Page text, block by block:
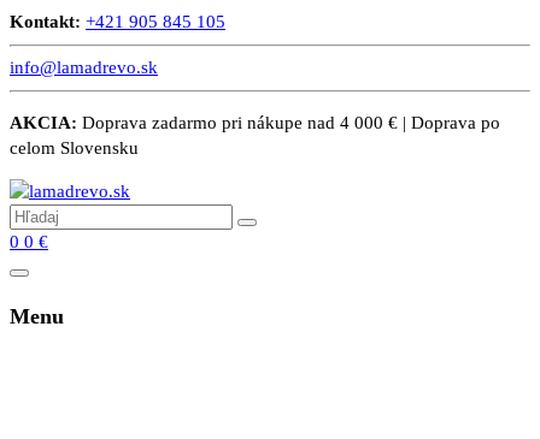
Kontakt: +421 905 845 105
info@lamadrevo.sk
AKCIA: Doprava zadarmo pri nákupe nad 4 000 € | Doprava po
celom Slovensku
0 0 €
Menu